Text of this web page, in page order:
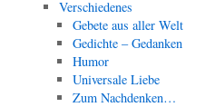
Verschiedenes
Gebete aus aller Welt
Gedichte – Gedanken
Humor
Universale Liebe
Zum Nachdenken…